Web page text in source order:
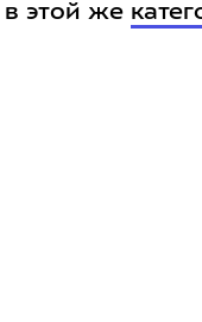
в этой же